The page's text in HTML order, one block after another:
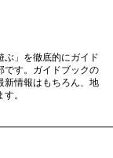
ぶ」を徹底的にガイド
です。ガイドブックの
新情報はもちろん、地
。